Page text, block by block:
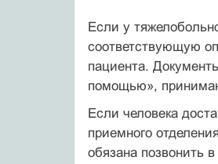
Если у
соответствующую
пациента.
помощью»,
Если человека
приемного
обязана позвонить